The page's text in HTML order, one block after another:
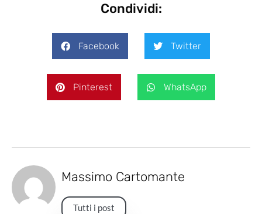
Condividi:
Facebook Twitter
Pinterest WhatsApp
Massimo Cartomante
Tutti i post